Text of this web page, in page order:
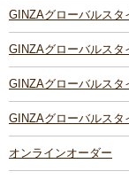
GINZAグローバルス
GINZAグローバルス
GINZAグローバルス
GINZAグローバルス
オンラインオーダー